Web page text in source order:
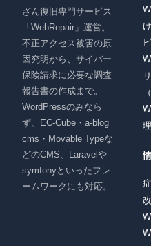
ざん復旧専門サービス
「WebRepair」運営。
不正アクセス被害の原
因究明から、サイバー
保険請求に必要な調査
報告書の作成まで。
WordPressのみなら
ず、EC-Cube・a-blog
cms・Movable Typeな
どのCMS、Laravelや
symfonyといったフレ
ームワークにも対応。
理